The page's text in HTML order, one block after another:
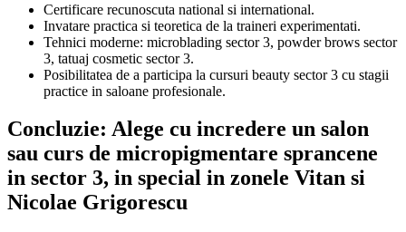
Certificare recunoscuta national si international.
Invatare practica si teoretica de la traineri experimentati.
Tehnici moderne: microblading sector 3, powder brows sector
3, tatuaj cosmetic sector 3.
Posibilitatea de a participa la cursuri beauty sector 3 cu stagii
practice in saloane profesionale.
Concluzie: Alege cu incredere un salon
sau curs de micropigmentare sprancene
in sector 3, in special in zonele Vitan si
Nicolae Grigorescu